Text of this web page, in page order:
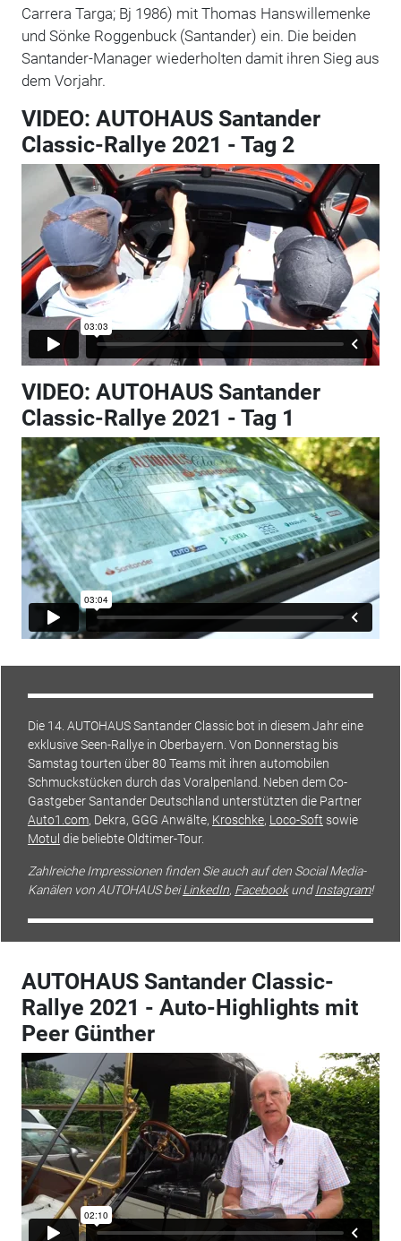
Carrera Targa; Bj 1986) mit Thomas Hanswillemenke
und Sönke Roggenbuck (Santander) ein. Die beiden
Santander-Manager wiederholten damit ihren Sieg aus
dem Vorjahr.
VIDEO: AUTOHAUS Santander
Classic-Rallye 2021 - Tag 2
VIDEO: AUTOHAUS Santander
Classic-Rallye 2021 - Tag 1
Die 14. AUTOHAUS Santander Classic bot in diesem Jahr eine
exklusive Seen-Rallye in Oberbayern. Von Donnerstag bis
Samstag tourten über 80 Teams mit ihren automobilen
Schmuckstücken durch das Voralpenland. Neben dem Co-
Gastgeber Santander Deutschland unterstützten die Partner
Auto1.com, Dekra, GGG Anwälte, Kroschke, Loco-Soft sowie
Motul die beliebte Oldtimer-Tour.
Zahlreiche Impressionen finden Sie auch auf den Social Media-
Kanälen von AUTOHAUS beiLinkedIn, FacebookundInstagram!
AUTOHAUS Santander Classic-
Rallye 2021 - Auto-Highlights mit
Peer Günther